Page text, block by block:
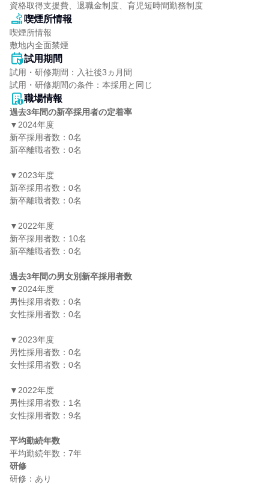
資格取得支援費、退職金制度、育児短時間勤務制度
喫煙所情報
喫煙所情報
敷地内全面禁煙
試用期間
試用・研修期間：入社後3ヵ月間
職場情報
過去3年間の新卒採用者の定着率
▼2024年度
新卒採用者数：0名
新卒離職者数：0名
▼2023年度
新卒採用者数：0名
新卒離職者数：0名
▼2022年度
新卒採用者数：10名
新卒離職者数：0名
過去3年間の男女別新卒採用者数
▼2024年度
男性採用者数：0名
女性採用者数：0名
▼2023年度
男性採用者数：0名
女性採用者数：0名
▼2022年度
男性採用者数：1名
女性採用者数：9名
平均勤続年数
研修
研修：あり